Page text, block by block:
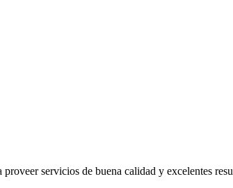
servicios de buena calidad y excelentes